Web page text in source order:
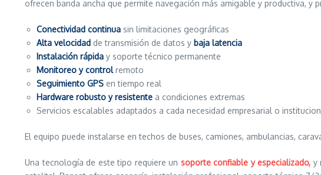
ofrecen banda ancha que permite navegación más amigable y productiva, y
Conectividad continua sin limitaciones geográficas
Alta velocidad de transmisión de datos y baja latencia
Instalación rápida y soporte técnico permanente
Monitoreo y controlremoto
Seguimiento GPS en tiempo real
Hardware robusto y resistente a condiciones extremas
Servicios escalables adaptados a cada necesidad empresarial o
El equipo puede instalarse en techos de buses, camiones, ambulancias,
Una tecnología de este tipo requiere un soporte confiable y especializado, y